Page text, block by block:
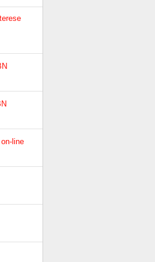
line